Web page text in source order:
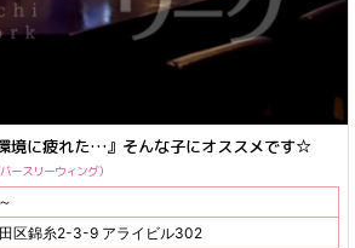
境に疲れた…』そんな子にオススメです☆
ースリーウィング
区錦糸2-3-9 アライビル302